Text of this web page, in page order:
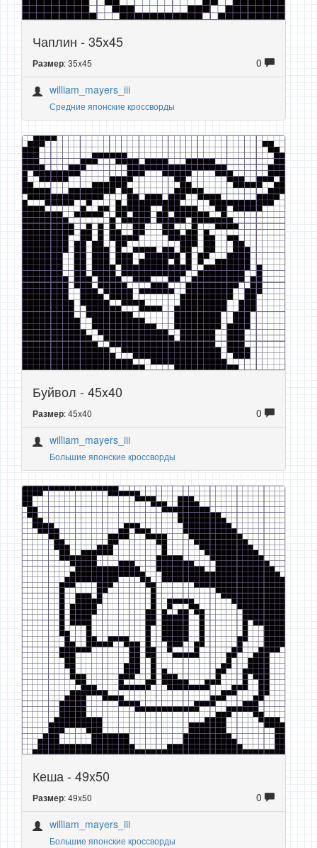
Чаплин - 35x45
Размер: 35x45
0
william_mayers_iii
Средние японские кроссворды
Буйвол - 45x40
Размер: 45x40
0
william_mayers_iii
Большие японские кроссворды
Кеша - 49x50
Размер: 49x50
0
william_mayers_iii
Большие японские кроссворды